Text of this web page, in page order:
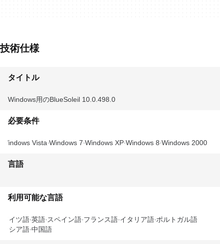
技術仕様
タイトル
Windows用のBlueSoleil 10.0.498.0
必要条件
Windows Vista Windows 7 Windows XP Windows 8 Windows 2000
言語
利用可能な言語
ドイツ語 英語 スペイン語 フランス語 イタリア語 ポルトガル語
ロシア語 中国語